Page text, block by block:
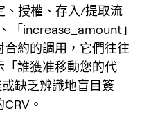
、授權、存入/提取流
「increase_amount」
約的調用，它們往往
「誰獲准移動您的代
缺乏辨識地盲目簽
。